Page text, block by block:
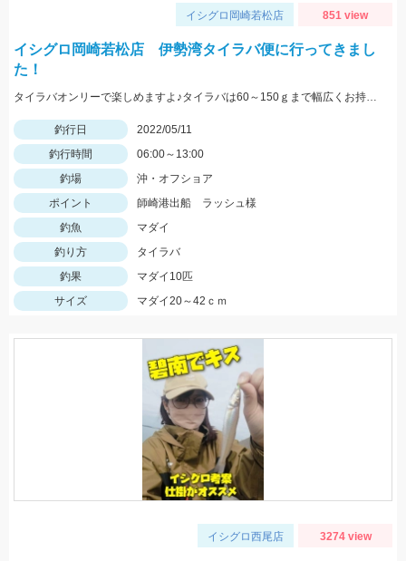
イシグロ岡崎若松店 851 view
イシグロ岡崎若松店 伊勢湾タイラバ便に行ってきまし
た！
タイラバオンリーで楽しめますよ♪タイラバは60～150ｇまで幅広くお持ちください！ タイラバはタングステン製のものが船長もおすすめしていました♪
釣行日
2022/05/11
釣行時間
06:00～13:00
釣場
沖・オフショア
ポイント
師崎港出船 ラッシュ様
釣魚
マダイ
釣り方
タイラバ
釣果
マダイ10匹
サイズ
マダイ20～42ｃｍ
イシグロ西尾店 3274 view